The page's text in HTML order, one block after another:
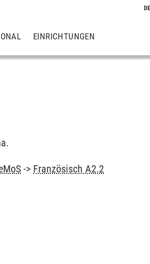
EINRICHTUNGEN
-> Französisch A2.2